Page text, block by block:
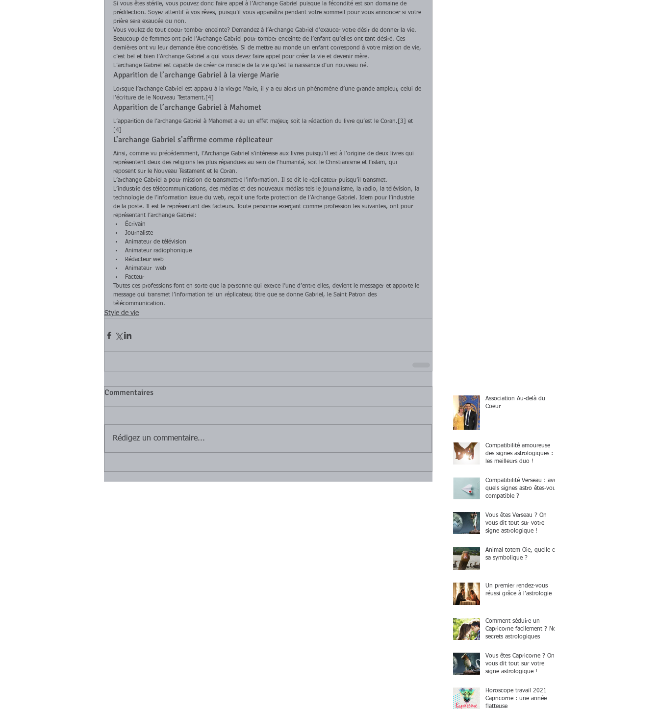
Si vous êtes stérile, vous pouvez donc faire appel à l’Archange Gabriel puisque la fécondité est son domaine de
prédilection. Soyez attentif à vos rêves, puisqu’il vous apparaîtra pendant votre sommeil pour vous annoncer si votre
prière sera exaucée ou non.
Vous voulez de tout coeur tomber enceinte? Demandez à l’Archange Gabriel d’exaucer votre désir de donner la vie.
Beaucoup de femmes ont prié l’Archange Gabriel pour tomber enceinte de l’enfant qu’elles ont tant désiré. Ces
dernières ont vu leur demande être concrétisée. Si de mettre au monde un enfant correspond à votre mission de vie,
c’est bel et bien l’Archange Gabriel a qui vous devez faire appel pour créer la vie et devenir mère.
L’archange Gabriel est capable de créer ce miracle de la vie qu’est la naissance d’un nouveau né.
Apparition de l’archange Gabriel à la vierge Marie
Lorsque l’archange Gabriel est apparu à la vierge Marie, il y a eu alors un phénomène d’une grande ampleur, celui de
l’écriture de le Nouveau Testament.[4]
Apparition de l’archange Gabriel à Mahomet
L’apparition de l’archange Gabriel à Mahomet a eu un effet majeur, soit la rédaction du livre qu’est le Coran.[3] et
[4]
L’archange Gabriel s’affirme comme réplicateur
Ainsi, comme vu précédemment, l’Archange Gabriel s’intéresse aux livres puisqu’il est à l’origine de deux livres qui
représentent deux des religions les plus répandues au sein de l’humanité, soit le Christianisme et l’islam, qui
reposent sur le Nouveau Testament et le Coran.
L’archange Gabriel a pour mission de transmettre l’information. Il se dit le réplicateur puisqu’il transmet.
L’industrie des télécommunications, des médias et des nouveaux médias tels le journalisme, la radio, la télévision, la
technologie de l’information issue du web, reçoit une forte protection de l’Archange Gabriel. Idem pour l’industrie
de la poste. Il est le représentant des facteurs. Toute personne exerçant comme profession les suivantes, ont pour
représentant l’archange Gabriel:
Écrivain
Journaliste
Animateur de télévision
Animateur radiophonique
Rédacteur web
Animateur  web
Facteur
Toutes ces professions font en sorte que la personne qui exerce l’une d’entre elles, devient le messager et apporte le
message qui transmet l’information tel un réplicateur, titre que se donne Gabriel, le Saint Patron des
télécommunication.
Style de vie
Commentaires
Rédigez un commentaire...
Association Au-delà du
Coeur
Compatibilité amoureuse
des signes astrologiques :
les meilleurs duo !
Compatibilité Verseau : avec
quels signes astro êtes-vous
compatible ?
Vous êtes Verseau ? On
vous dit tout sur votre
signe astrologique !
Animal totem Oie, quelle est
sa symbolique ?
Un premier rendez-vous
réussi grâce à l’astrologie
Comment séduire un
Capricorne facilement ? Nos
secrets astrologiques
Vous êtes Capricorne ? On
vous dit tout sur votre
signe astrologique !
Horoscope travail 2021
Capricorne : une année
flatteuse